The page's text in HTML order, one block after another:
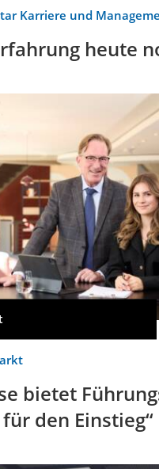
Karriere und
heute
bietet
den Einstieg“